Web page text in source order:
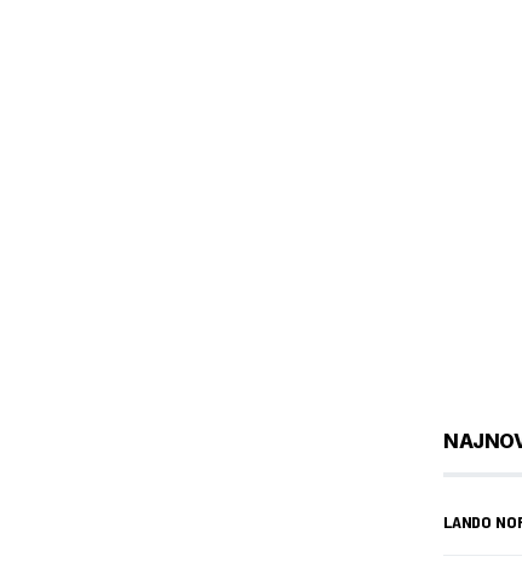
LANDO